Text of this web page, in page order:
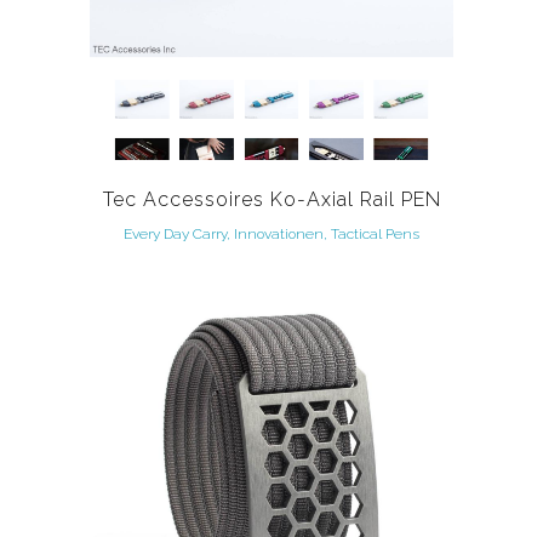
Tec Accessoires Ko-Axial Rail PEN
Every Day Carry, Innovationen, Tactical Pens